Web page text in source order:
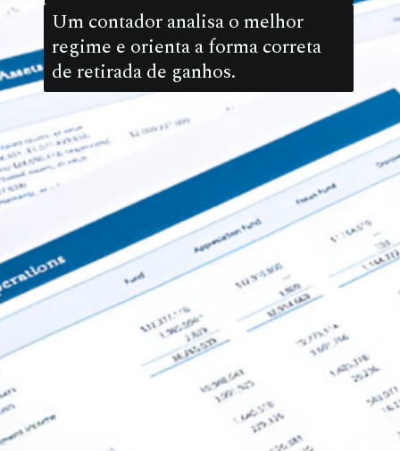
Um contador analisa o melhor
regime e orienta a forma correta
de retirada de ganhos.